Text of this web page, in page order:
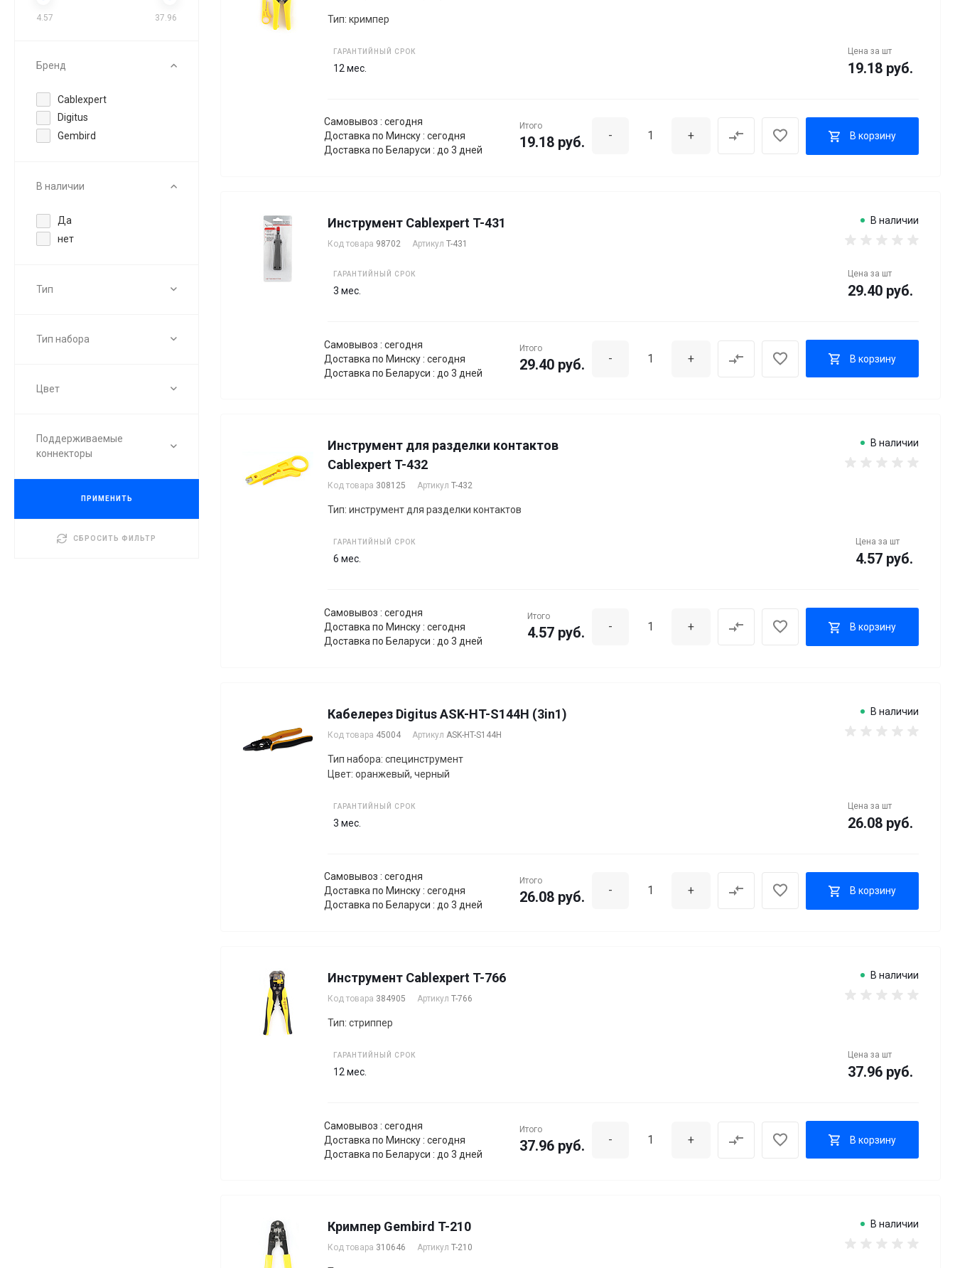
4.57 37.96
Бренд
Cablexpert
Digitus
Gembird
В наличии
Да
нет
Тип
Тип набора
Цвет
Поддерживаемые
коннекторы
ПРИМЕНИТЬ
СБРОСИТЬ ФИЛЬТР
Тип: кримпер
ГАРАНТИЙНЫЙ СРОК
12 мес.
Цена за шт
19.18 руб.
Самовывоз : сегодня
Доставка по Минску : сегодня
Доставка по Беларуси : до 3 дней
Итого
19.18 руб. - + В корзину
Инструмент Cablexpert T-431
Код товара 98702 Артикул T-431
В наличии
ГАРАНТИЙНЫЙ СРОК
3 мес.
Цена за шт
29.40 руб.
Самовывоз : сегодня
Доставка по Минску : сегодня
Доставка по Беларуси : до 3 дней
Итого
29.40 руб. - + В корзину
Инструмент для разделки контактов
Cablexpert T-432
Код товара 308125 Артикул T-432
В наличии
Тип: инструмент для разделки контактов
ГАРАНТИЙНЫЙ СРОК
6 мес.
Цена за шт
4.57 руб.
Самовывоз : сегодня
Доставка по Минску : сегодня
Доставка по Беларуси : до 3 дней
Итого
4.57 руб. - + В корзину
Кабелерез Digitus ASK-HT-S144H (3in1)
Код товара 45004 Артикул ASK-HT-S144H
В наличии
Тип набора: специнструмент
Цвет: оранжевый, черный
ГАРАНТИЙНЫЙ СРОК
3 мес.
Цена за шт
26.08 руб.
Самовывоз : сегодня
Доставка по Минску : сегодня
Доставка по Беларуси : до 3 дней
Итого
26.08 руб. - + В корзину
Инструмент Cablexpert T-766
Код товара 384905 Артикул T-766
В наличии
Тип: стриппер
ГАРАНТИЙНЫЙ СРОК
12 мес.
Цена за шт
37.96 руб.
Самовывоз : сегодня
Доставка по Минску : сегодня
Доставка по Беларуси : до 3 дней
Итого
37.96 руб. - + В корзину
Кримпер Gembird T-210
Код товара 310646 Артикул T-210
В наличии